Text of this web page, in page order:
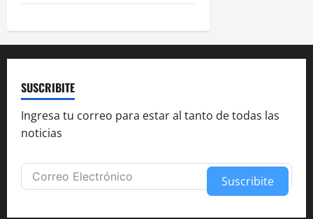
g
a
c
i
n
d
SUSCRIBITE
Ingresa tu correo para estar al tanto de todas las
noticias
Suscribite